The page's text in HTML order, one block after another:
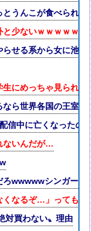
とうんこが食べられ
と少ないｗｗｗｗｗ
らせる系から女に池
生にめっちゃ見られた
なら世界各国の王室
信中に亡くなった
ないんだが…
ろwwwwwシンガー
くなるぞ…」ってもの
対買わない〟理由